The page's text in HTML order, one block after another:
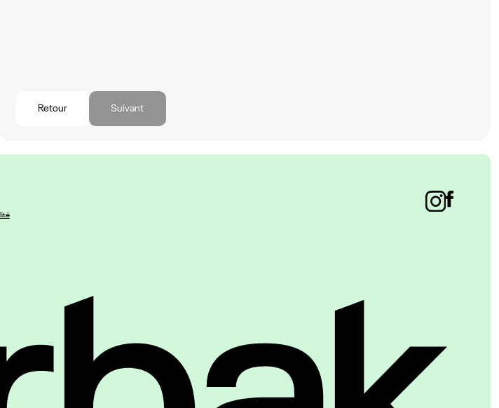
Retour Suivant